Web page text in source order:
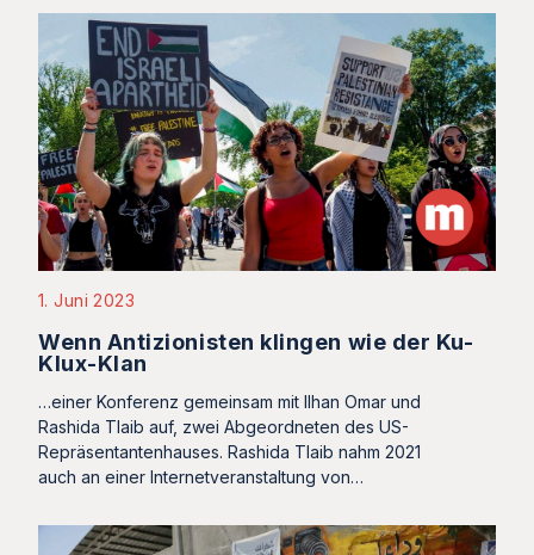
1. Juni 2023
Wenn Antizionisten klingen wie der Ku-
Klux-Klan
…einer Konferenz gemeinsam mit Ilhan Omar und
Rashida Tlaib auf, zwei Abgeordneten des US-
Repräsentantenhauses. Rashida Tlaib nahm 2021
auch an einer Internetveranstaltung von…